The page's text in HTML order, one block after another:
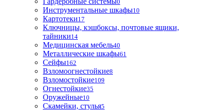
0
Инструментальные шкафы10
Картотеки17
Ключницы, кэшбоксы, почтовые ящики,
тайники14
Медицинская мебель40
Металлические шкафы61
Сейфы162
Взломоогнестойкие8
Взломостойкие109
Огнестойкие35
Оружейные10
Скамейки, стулья5